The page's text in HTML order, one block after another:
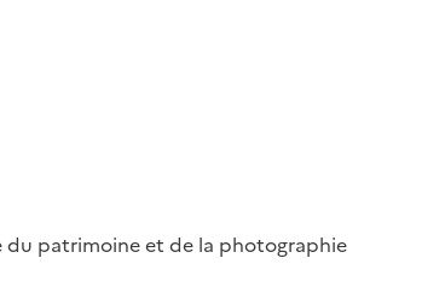
du patrimoine et de la photographie